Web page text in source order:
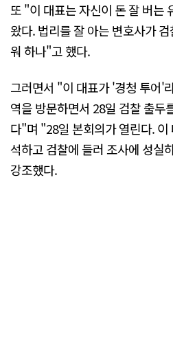
또 "이 대표는 자신이 돈 잘 버는
왔다. 법리를 잘 아는 변호사가
워 하나"고 했다.
그러면서 "이 대표가 '경청 투어'
역을 방문하면서 28일 검찰 출두
다"며 "28일 본회의가 열린다.
석하고 검찰에 들러 조사에 성실
강조했다.